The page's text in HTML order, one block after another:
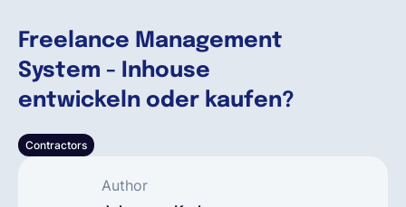
Freelance Management
System - Inhouse
entwickeln oder kaufen?
Contractors
Author
Deutsch